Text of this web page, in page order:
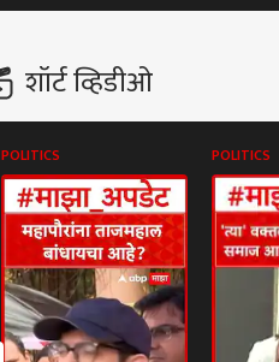
शॉर्ट व्हिडीओ
POLITICS POLITICS
हॅलो गेस्ट